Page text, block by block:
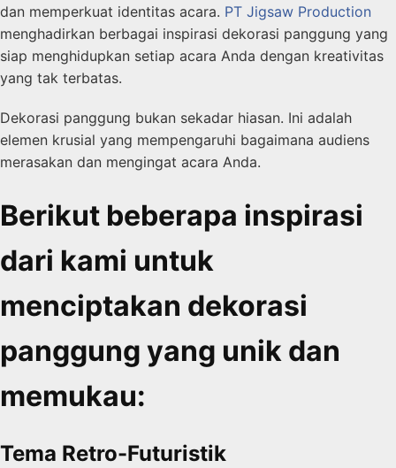
dan memperkuat identitas acara. PT Jigsaw Production
menghadirkan berbagai inspirasi dekorasi panggung yang
siap menghidupkan setiap acara Anda dengan kreativitas
yang tak terbatas.
Dekorasi panggung bukan sekadar hiasan. Ini adalah
elemen krusial yang mempengaruhi bagaimana audiens
merasakan dan mengingat acara Anda.
Berikut beberapa inspirasi
dari kami untuk
menciptakan dekorasi
panggung yang unik dan
memukau:
Tema Retro-Futuristik